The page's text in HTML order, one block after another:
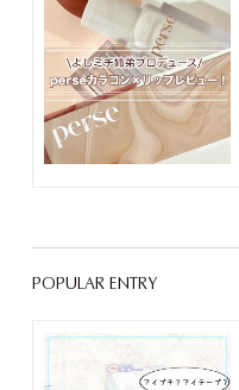
POPULAR ENTRY